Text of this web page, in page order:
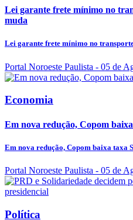
Lei garante frete mínimo no
muda
Lei garante frete mínimo no
Portal Noroeste Paulista - 05 de
Economia
Em nova redução, Copom
Em nova redução, Copom baixa taxa
Portal Noroeste Paulista - 05 de
Política